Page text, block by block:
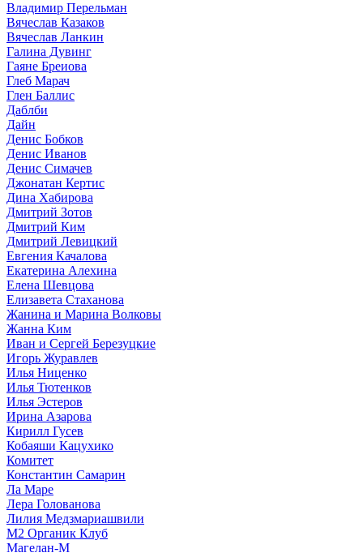
Владимир Перельман
Вячеслав Казаков
Вячеслав Ланкин
Галина Дувинг
Гаяне Бреиова
Глеб Марач
Глен Баллис
Даблби
Дайн
Денис Бобков
Денис Иванов
Денис Симачев
Джонатан Кертис
Дина Хабирова
Дмитрий Зотов
Дмитрий Ким
Дмитрий Левицкий
Евгения Качалова
Екатерина Алехина
Елена Шевцова
Елизавета Стаханова
Жанина и Марина Волковы
Жанна Ким
Иван и Сергей Березуцкие
Игорь Журавлев
Илья Ниценко
Илья Тютенков
Илья Эстеров
Ирина Азарова
Кирилл Гусев
Кобаяши Кацухико
Комитет
Константин Самарин
Ла Маре
Лера Голованова
Лилия Медзмариашвили
М2 Органик Клуб
Магелан-М